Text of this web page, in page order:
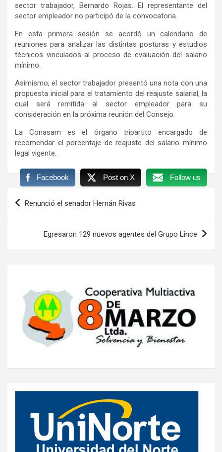
sector trabajador, Bernardo Rojas. El representante del
sector empleador no participó de la convocatoria.
En esta primera sesión se acordó un calendario de
reuniones para analizar las distintas posturas y estudios
técnicos vinculados al proceso de evaluación del salario
mínimo.
Asimismo, el sector trabajador presentó una nota con una
propuesta inicial para el tratamiento del reajuste salarial, la
cual será remitida al sector empleador para su
consideración en la próxima reunión del Consejo.
La Conasam es el órgano tripartito encargado de
recomendar el porcentaje de reajuste del salario mínimo
legal vigente.
Facebook Post on X Follow us
Navegación
Renunció el senador Hernán Rivas
Egresaron 129 nuevos agentes del Grupo Lince